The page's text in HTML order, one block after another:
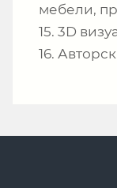
мебели,
15. 3D
16.